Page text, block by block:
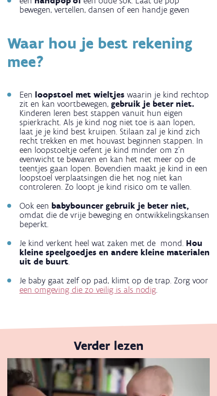
bewegen, vertellen, dansen of een handje geven
Waar hou je best rekening
mee?
Een loopstoel met wieltjes waarin je kind rechtop
zit en kan voortbewegen, gebruik je beter niet.
Kinderen leren best stappen vanuit hun eigen
spierkracht. Als je kind nog niet toe is aan lopen,
laat je je kind best kruipen. Stilaan zal je kind zich
recht trekken en met houvast beginnen stappen. In
een loopstoeltje oefent je kind minder om z’n
evenwicht te bewaren en kan het net meer op de
teentjes gaan lopen. Bovendien maakt je kind in een
loopstoel verplaatsingen die het nog niet kan
controleren. Zo loopt je kind risico om te vallen.
Ook een babybouncer gebruik je beter niet,
omdat die de vrije beweging en ontwikkelingskansen
beperkt.
Je kind verkent heel wat zaken met de mond. Hou
kleine speelgoedjes en andere kleine materialen
uit de buurt.
Je baby gaat zelf op pad, klimt op de trap. Zorg voor
een omgeving die zo veilig is als nodig.
Verder lezen